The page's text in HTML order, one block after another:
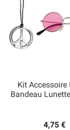
Kit Accessoire
Bandeau
4,75 €